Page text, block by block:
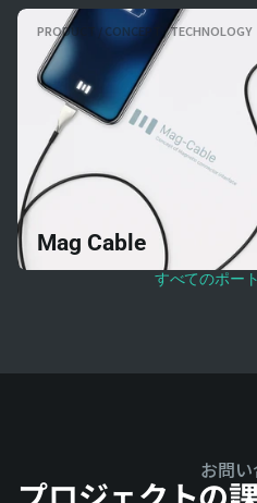
PRODUCT / CONCEPT / TECHNOLOGY
Mag Cable
すべてのポー
お問